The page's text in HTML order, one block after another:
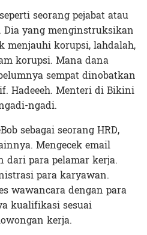
seorang pejabat atau
yang menginstruksikan
korupsi, lahdalah,
korupsi. Mana dana
sempat dinobatkan
Hadeeeh. Menteri di Bikini
ngadi.
sebagai seorang HRD,
Mengecek email
dari para pelamar kerja.
para karyawan.
wawancara dengan para
kualifikasi sesuai
kerja.